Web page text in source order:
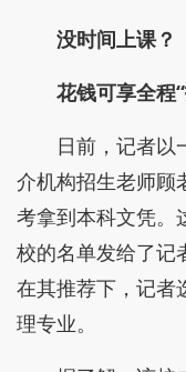
没时间上课？
花钱可享全程
日前，记者以
介机构招生老师顾
考拿到本科文凭。
校的名单发给了记
在其推荐下，记者
理专业。